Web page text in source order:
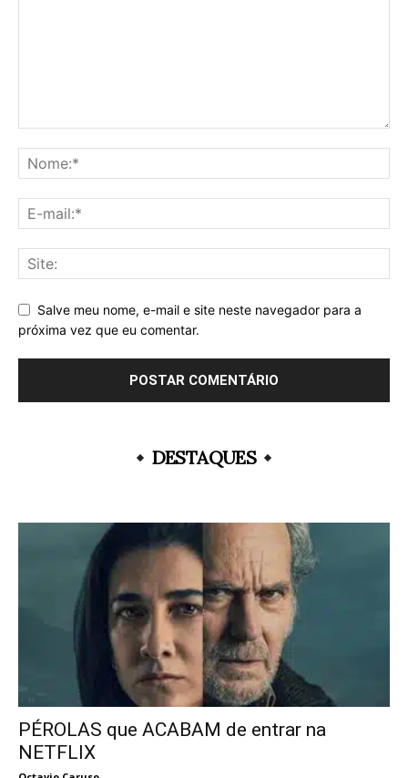
Salve meu nome, e-mail e site neste navegador para a
próxima vez que eu comentar.
DESTAQUES
PÉROLAS que ACABAM de entrar na
NETFLIX